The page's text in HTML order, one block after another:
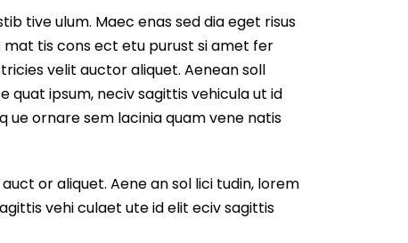
tive ulum. Maec enas sed dia eget risus
tis cons ect etu purust si amet fer
velit auctor aliquet. Aenean soll
quat ipsum, neciv sagittis vehicula ut id
ue ornare sem lacinia quam vene natis
or aliquet. Aene an sol lici tudin, lorem
vehi culaet ute id elit eciv sagittis